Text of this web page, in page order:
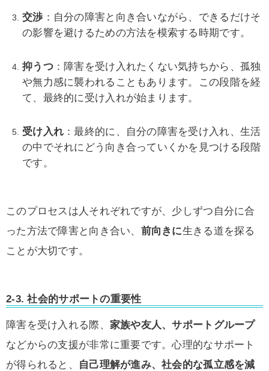
交渉：自分の障害と向き合いながら、できるだけそ
の影響を避けるための方法を模索する時期です。
抑うつ：障害を受け入れたくない気持ちから、孤独
や無力感に襲われることもあります。この段階を経
て、最終的に受け入れが始まります。
受け入れ ：最終的に、自分の障害を受け入れ、生活
の中でそれにどう向き合っていくかを見つける段階
です。
このプロセスは人それぞれですが、少しずつ自分に合
った方法で障害と向き合い、 前向きに生きる道を探る
ことが大切です。
2-3. 社会的サポートの重要性
障害を受け入れる際、 家族や友人、サポートグループ
などからの支援が非常に重要です。心理的なサポート
が得られると、
自己理解が進み、社会的な孤立感を減